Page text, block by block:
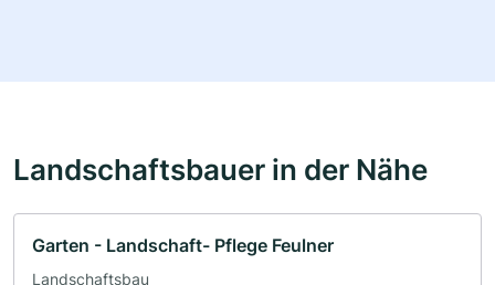
Landschaftsbauer in der Nähe
Garten - Landschaft- Pflege Feulner
Landschaftsbau